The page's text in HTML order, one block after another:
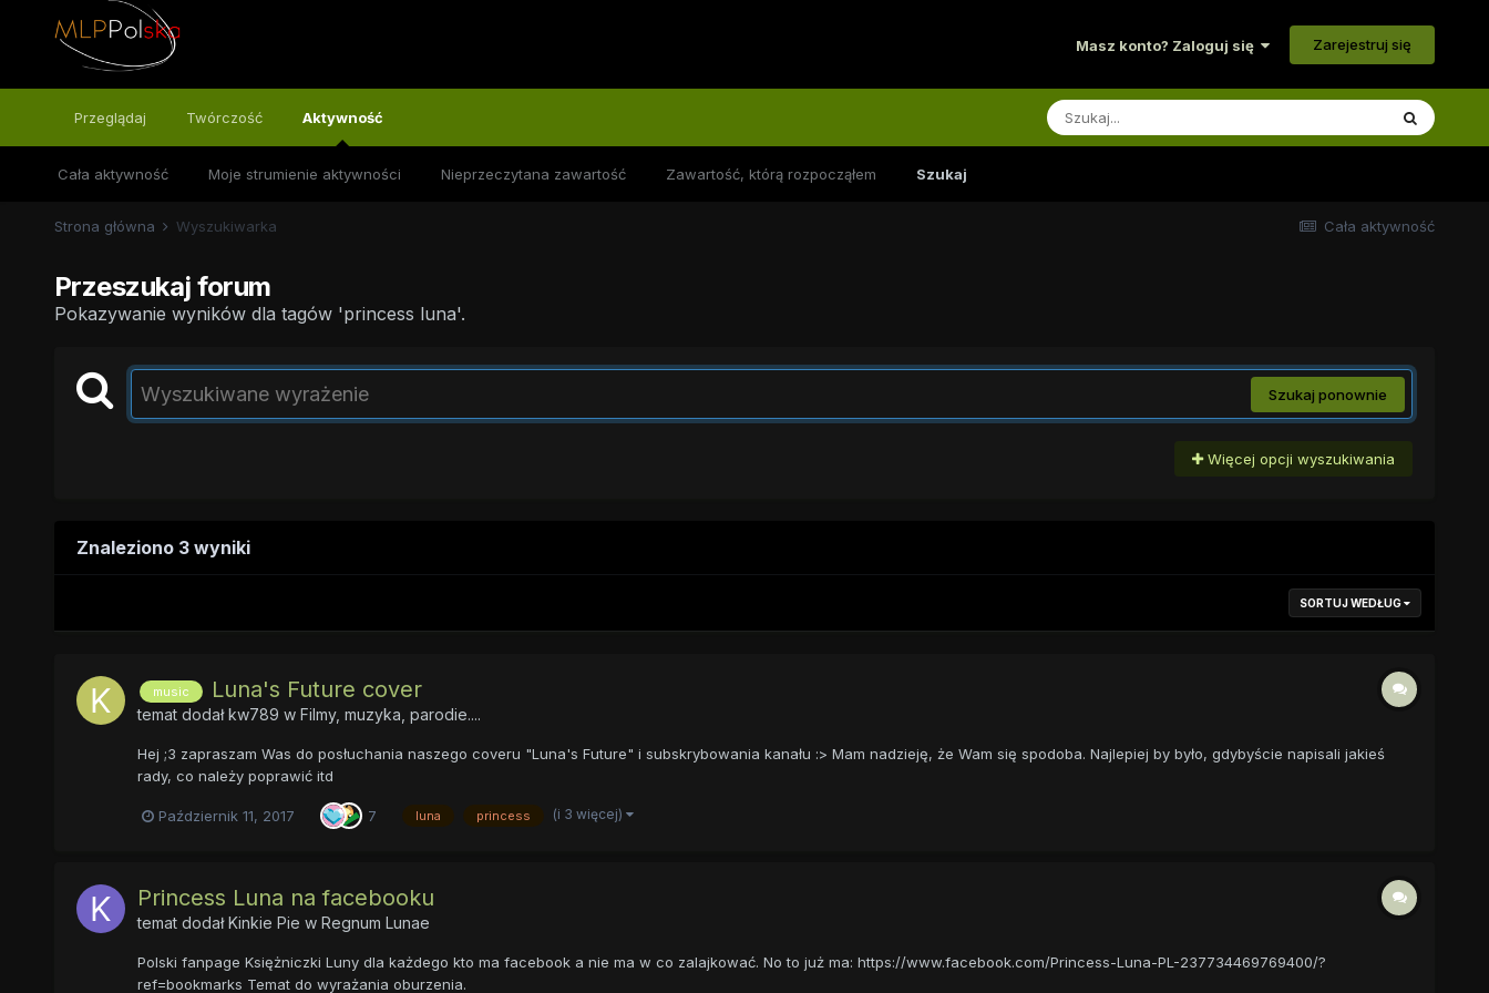
Masz konto? Zaloguj się Zarejestruj się
Przeglądaj Twórczość Aktywność
Cała aktywność Moje strumienie aktywności Nieprzeczytana zawartość Zawartość, którą rozpocząłem Szukaj
Cała aktywność
Strona główna Wyszukiwarka
Przeszukaj forum
Pokazywanie wyników dla tagów 'princess luna'.
Szukaj ponownie
Więcej opcji wyszukiwania
Znaleziono 3 wyniki
SORTUJ WEDŁUG
music Luna's Future cover
temat dodałkw789 w Filmy, muzyka, parodie....
Hej ;3 zapraszam Was do posłuchania naszego coveru "Luna's Future" i subskrybowania kanału :> Mam nadzieję, że Wam się spodoba. Najlepiej by było, gdybyście napisali jakieś
rady, co należy poprawić itd
Październik 11, 2017 7 luna princess (i 3 więcej)
Princess Luna na facebooku
temat dodałKinkie Pie w Regnum Lunae
Polski fanpage Księżniczki Luny dla każdego kto ma facebook a nie ma w co zalajkować. No to już ma: https://www.facebook.com/Princess-Luna-PL-237734469769400/?
ref=bookmarks Temat do wyrażania oburzenia.